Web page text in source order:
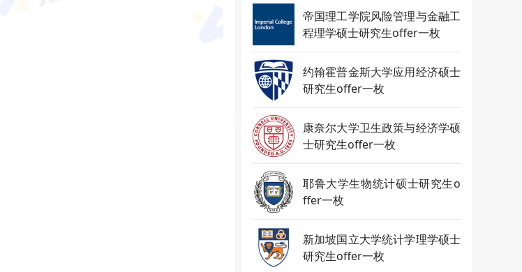
帝国理工学院风险管理与金融工
程理学硕士研究生offer一枚
约翰霍普金斯大学应用经济硕士
研究生offer一枚
康奈尔大学卫生政策与经济学硕
士研究生offer一枚
耶鲁大学生物统计硕士研究生o
ffer一枚
新加坡国立大学统计学理学硕士
研究生offer一枚